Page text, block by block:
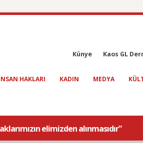
Künye Kaos GL
HAKLARI KADIN MEDYA
elimizden alınmasıdır”